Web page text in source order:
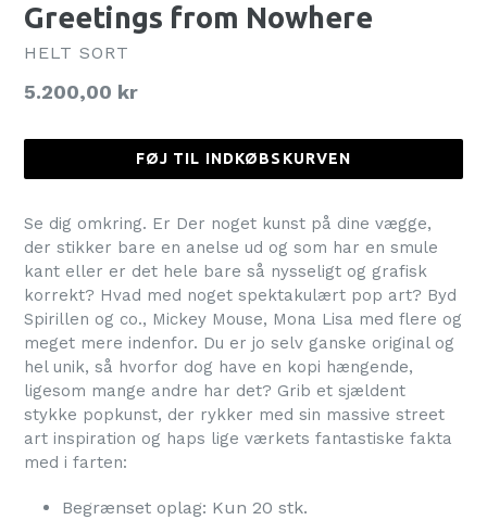
Greetings from Nowhere
HELT SORT
Normalpris
5.200,00 kr
FØJ TIL INDKØBSKURVEN
Se dig omkring. Er Der noget kunst på dine vægge,
der stikker bare en anelse ud og som har en smule
kant eller er det hele bare så nysseligt og grafisk
korrekt? Hvad med noget spektakulært pop art? Byd
Spirillen og co., Mickey Mouse, Mona Lisa med flere og
meget mere indenfor. Du er jo selv ganske original og
hel unik, så hvorfor dog have en kopi hængende,
ligesom mange andre har det? Grib et sjældent
stykke popkunst, der rykker med sin massive street
art inspiration og haps lige værkets fantastiske fakta
med i farten:
Begrænset oplag: Kun 20 stk.